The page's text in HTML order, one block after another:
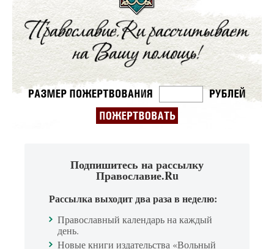
Подпишитесь на рассылку
Православие.Ru
Рассылка выходит два раза в неделю:
Православный календарь на каждый
день.
Новые книги издательства «Вольный